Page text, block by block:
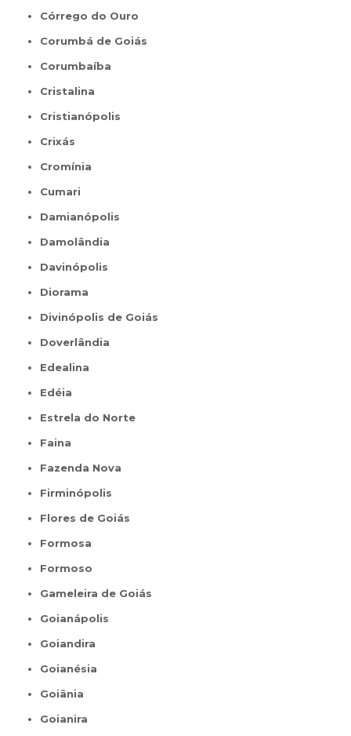
Córrego do Ouro
Corumbá de Goiás
Corumbaíba
Cristalina
Cristianópolis
Crixás
Cromínia
Cumari
Damianópolis
Damolândia
Davinópolis
Diorama
Divinópolis de Goiás
Doverlândia
Edealina
Edéia
Estrela do Norte
Faina
Fazenda Nova
Firminópolis
Flores de Goiás
Formosa
Formoso
Gameleira de Goiás
Goianápolis
Goiandira
Goianésia
Goiânia
Goianira